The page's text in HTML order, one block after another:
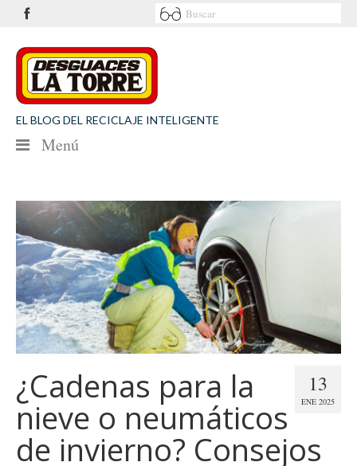
EL BLOG DEL RECICLAJE INTELIGENTE
Menú
SEGURIDAD VIAL
MEDIO AMBIENTE
PATROCINIOS
CONTACTO
Desguaces La Torre
13
ENE 2025
¿Cadenas para la
nieve o neumáticos
de invierno? Consejos